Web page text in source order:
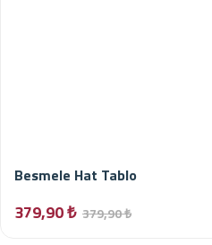
Besmele Hat Tablo
379,90 ₺ 379,90 ₺